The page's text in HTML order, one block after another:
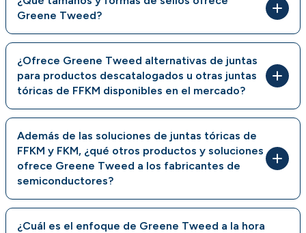
Greene Tweed?
¿Ofrece Greene Tweed alternativas de juntas
para productos descatalogados u otras juntas
tóricas de FFKM disponibles en el mercado?
Además de las soluciones de juntas tóricas de
FFKM y FKM, ¿qué otros productos y soluciones
ofrece Greene Tweed a los fabricantes de
semiconductores?
¿Cuál es el enfoque de Greene Tweed a la hora